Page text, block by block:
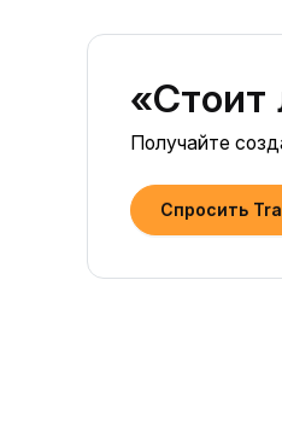
«Стоит
Получайте
Спросить